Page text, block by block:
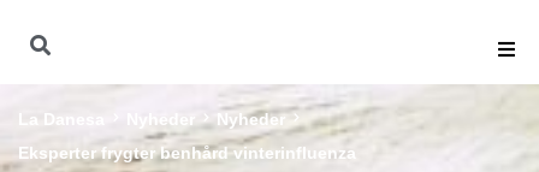
La Danesa Nyheder
Nyheder
Eksperter frygter benhård vinterinfluenza